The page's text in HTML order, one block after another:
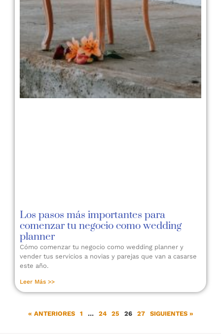
Los pasos más importantes para
comenzar tu negocio como wedding
planner
Cómo comenzar tu negocio como wedding planner y
vender tus servicios a novias y parejas que van a casarse
este año.
Leer Más >>
« ANTERIORES 1 … 24 25 26 27 SIGUIENTES »